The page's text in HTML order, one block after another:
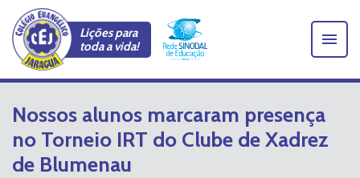
Lições para
toda a vida!
Nossos alunos marcaram presença
no Torneio IRT do Clube de Xadrez
de Blumenau